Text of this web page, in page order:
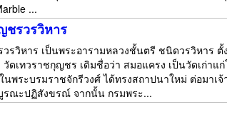
...
ชรวรวิหาร
รวิหาร เป็นพระอารามหลวงชั้นตรี ชนิดวรวิหาร
ดเทวราชกุญชร เดิมชื่อว่า สมอแครง เป็นวัดเก่
นพระบรมราชจักรีวงศ์ ได้ทรงสถาปนาใหม่ ต่อมาเ
รณะปฏิสังขรณ์ จากนั้น กรมพระ...